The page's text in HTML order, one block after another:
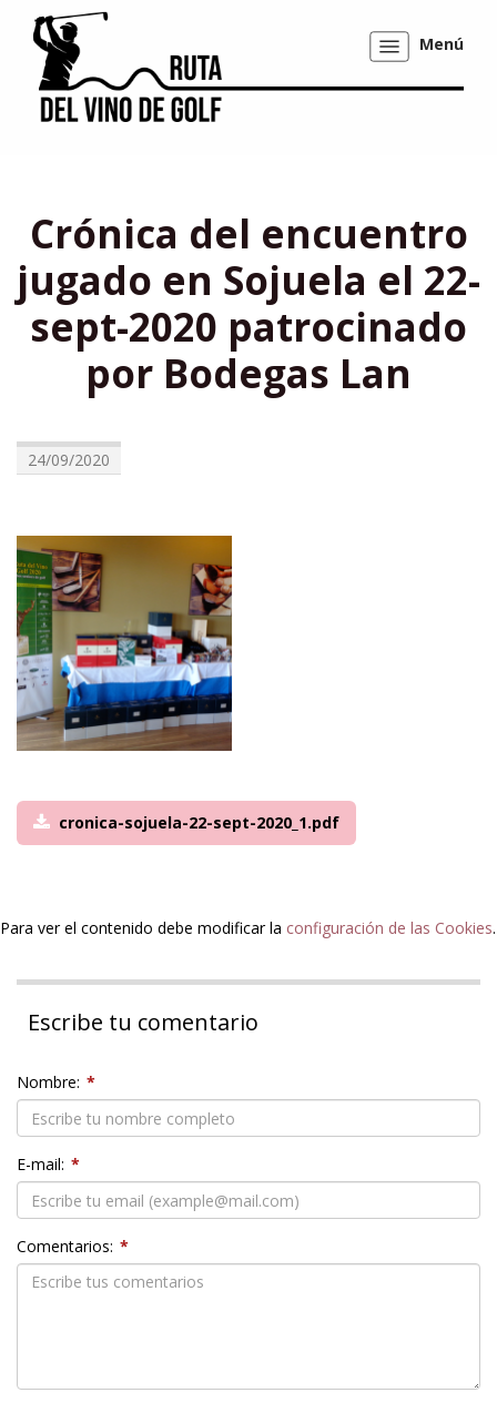
Mostrar/ocultar
navegación
Menú
Crónica del encuentro
jugado en Sojuela el 22-
sept-2020 patrocinado
por Bodegas Lan
24/09/2020
cronica-sojuela-22-sept-2020_1.pdf
Para ver el contenido debe modificar la configuración de las Cookies.
Escribe tu comentario
Nombre: *
E-mail: *
Comentarios: *